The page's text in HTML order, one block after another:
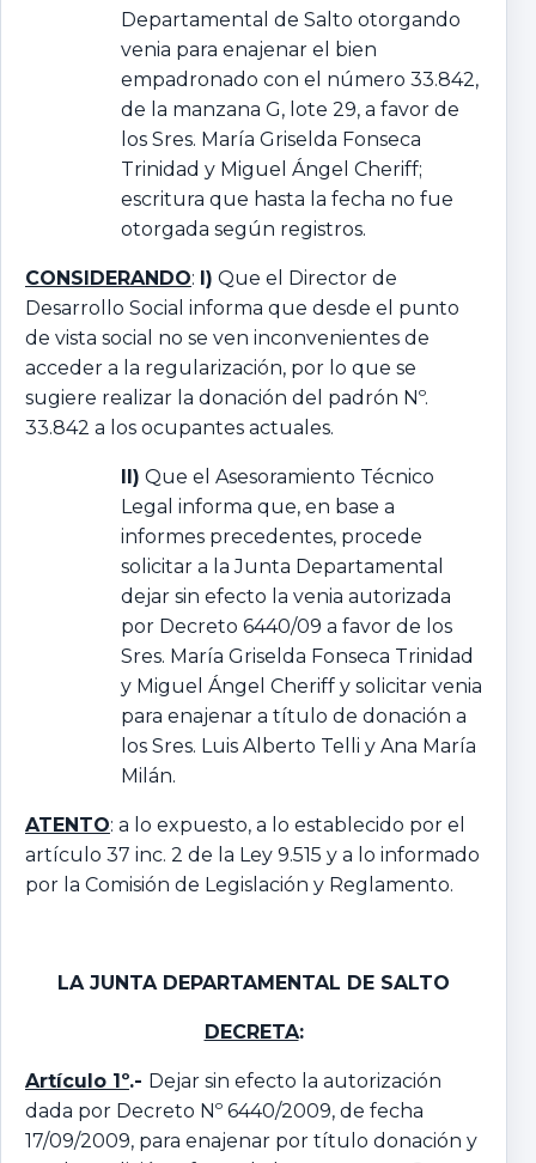
Departamental de Salto otorgando
venia para enajenar el bien
empadronado con el número 33.842,
de la manzana G, lote 29, a favor de
los Sres. María Griselda Fonseca
Trinidad y Miguel Ángel Cheriff;
escritura que hasta la fecha no fue
otorgada según registros.
CONSIDERANDO: I) Que el Director de
Desarrollo Social informa que desde el punto
de vista social no se ven inconvenientes de
acceder a la regularización, por lo que se
sugiere realizar la donación del padrón Nº.
33.842 a los ocupantes actuales.
II) Que el Asesoramiento Técnico
Legal informa que, en base a
informes precedentes, procede
solicitar a la Junta Departamental
dejar sin efecto la venia autorizada
por Decreto 6440/09 a favor de los
Sres. María Griselda Fonseca Trinidad
y Miguel Ángel Cheriff y solicitar venia
para enajenar a título de donación a
los Sres. Luis Alberto Telli y Ana María
Milán.
ATENTO: a lo expuesto, a lo establecido por el
artículo 37 inc. 2 de la Ley 9.515 y a lo informado
por la Comisión de Legislación y Reglamento.
LA JUNTA DEPARTAMENTAL DE SALTO
DECRETA:
Artículo 1º.- Dejar sin efecto la autorización
dada por Decreto Nº 6440/2009, de fecha
17/09/2009, para enajenar por título donación y